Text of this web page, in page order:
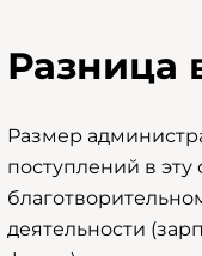
Разница
Размер
поступлений в
деятельности